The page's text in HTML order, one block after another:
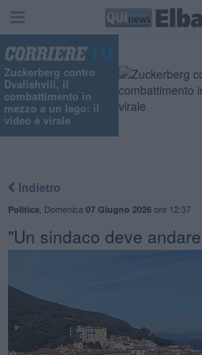
Zuckerberg contro
Dvalishvili, il
combattimento in
mezzo a un lago: il
video è virale
Indietro
Politica Domenica 07 Giugno 2026ore 12:37
"Un sindaco deve